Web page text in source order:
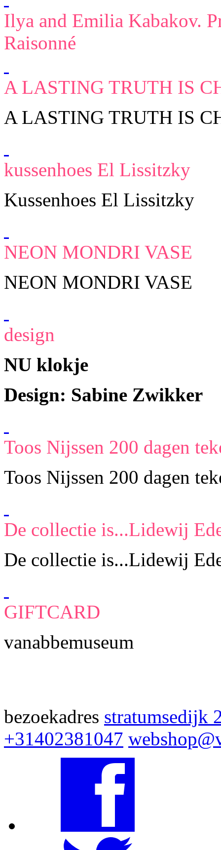
Ilya and Emilia Kabakov.
Raisonné
A LASTING TRUTH IS
A LASTING TRUTH IS
kussenhoes El Lissitzky
Kussenhoes El Lissitzky
NEON MONDRI VASE
NEON MONDRI VASE
design
NU klokje
Design: Sabine Zwikker
Toos Nijssen 200 dagen
Toos Nijssen 200 dagen
De collectie is...Lidewij
De collectie is...Lidewij
GIFTCARD
vanabbemuseum
bezoekadres stratumsedijk
+31402381047